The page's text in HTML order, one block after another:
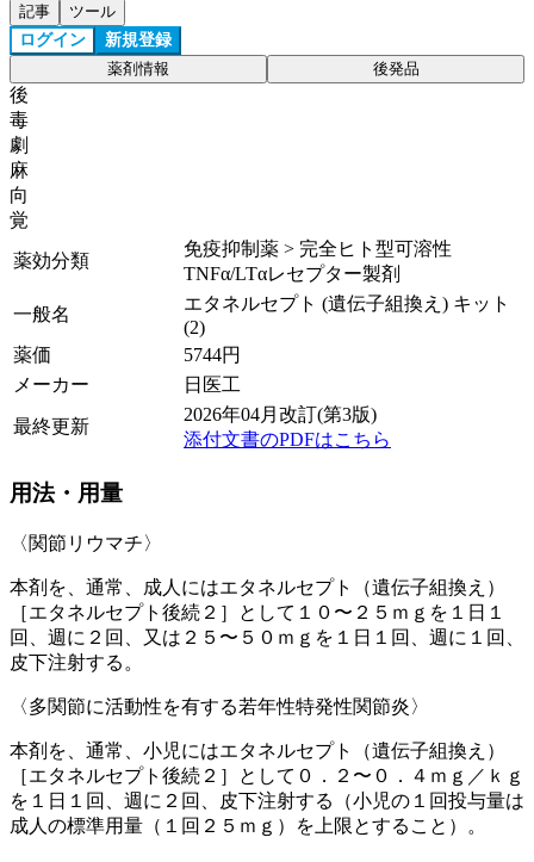
記事 ツール
ログイン 新規登録
薬剤情報 後発品
後
毒
劇
麻
向
覚
薬効分類
免疫抑制薬 > 完全ヒト型可溶性
TNFα/LTαレセプター製剤
一般名
エタネルセプト (遺伝子組換え) キット
(2)
薬価
5744円
メーカー
日医工
最終更新
2026年04月改訂(第3版)
添付文書のPDFはこちら
用法・用量
〈関節リウマチ〉
本剤を、通常、成人にはエタネルセプト（遺伝子組換え）
［エタネルセプト後続２］として１０〜２５ｍｇを１日１
回、週に２回、又は２５〜５０ｍｇを１日１回、週に１回、
皮下注射する。
〈多関節に活動性を有する若年性特発性関節炎〉
本剤を、通常、小児にはエタネルセプト（遺伝子組換え）
［エタネルセプト後続２］として０．２〜０．４ｍｇ／ｋｇ
を１日１回、週に２回、皮下注射する（小児の１回投与量は
成人の標準用量（１回２５ｍｇ）を上限とすること）。